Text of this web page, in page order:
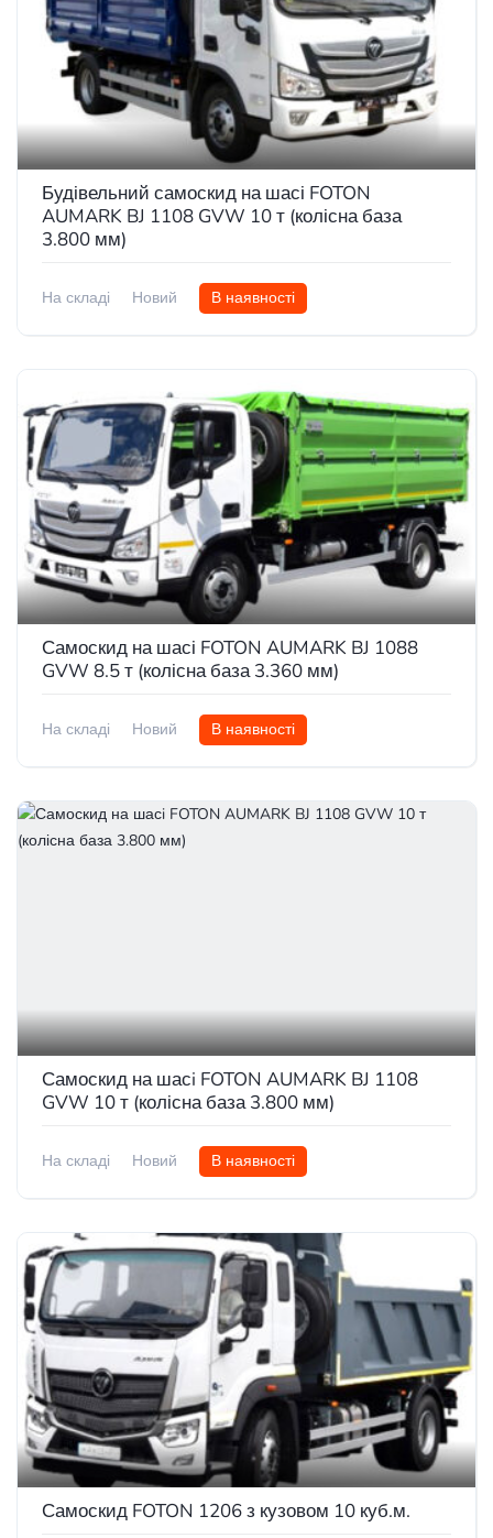
Будівельний самоскид на шасі FOTON
AUMARK BJ 1108 GVW 10 т (колісна база
3.800 мм)
На складі Новий В наявності
Самоскид на шасі FOTON AUMARK BJ 1088
GVW 8.5 т (колісна база 3.360 мм)
На складі Новий В наявності
Самоскид на шасi FOTON AUMARK BJ 1108
GVW 10 т (колісна база 3.800 мм)
На складі Новий В наявності
Самоскид FOTON 1206 з кузовом 10 куб.м.